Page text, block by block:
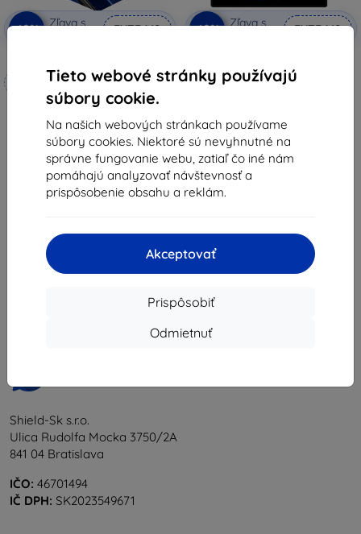
Tieto webové stránky používajú
súbory cookie.
Na našich webových stránkach používame
súbory cookies. Niektoré sú nevyhnutné na
správne fungovanie webu, zatiaľ čo iné nám
pomáhajú analyzovať návštevnosť a
prispôsobenie obsahu a reklám.
Akceptovať
Prispôsobiť
Odmietnuť
-10%
Zľava s
EXTRA10
Vyrobené na mieru
17,90 €
16,11 €
Na sklade 4 ks
-10%
Zľava s
EXTRA10
Fólia na Stredný Displej pre
Cupra Formentor 2024-
30,50 €
Na sklade 1 ks
z celkom
Shield-Sk s.r.o.
Ulica Rudolfa Mocka 3750/2A
841 04 Bratislava
IČO: 46701494
IČ DPH: SK2023549671